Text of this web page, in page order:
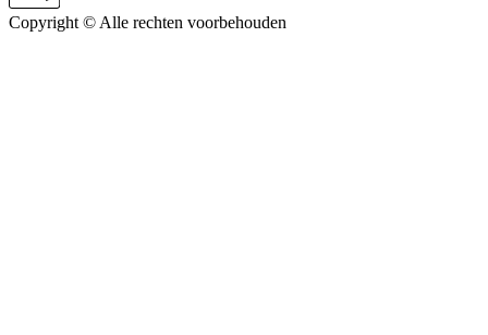
Copyright © Alle rechten voorbehouden